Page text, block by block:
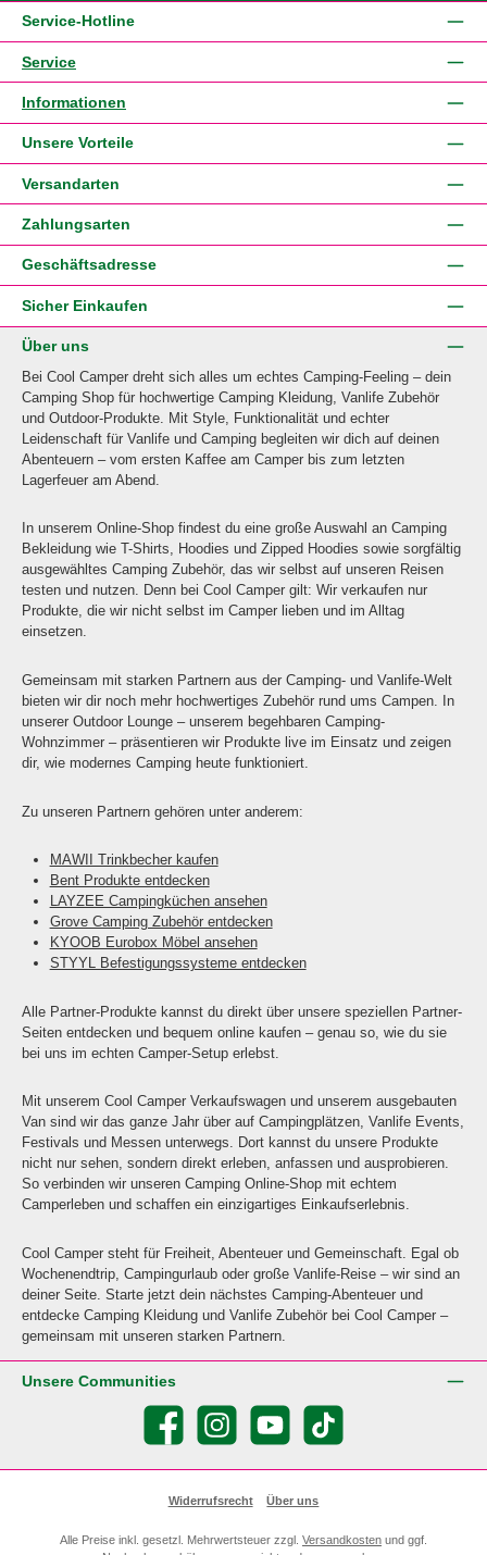
Service-Hotline
Service
Informationen
Unsere Vorteile
Versandarten
Zahlungsarten
Geschäftsadresse
Sicher Einkaufen
Über uns
Bei Cool Camper dreht sich alles um echtes Camping-Feeling – dein
Camping Shop für hochwertige Camping Kleidung, Vanlife Zubehör
und Outdoor-Produkte. Mit Style, Funktionalität und echter
Leidenschaft für Vanlife und Camping begleiten wir dich auf deinen
Abenteuern – vom ersten Kaffee am Camper bis zum letzten
Lagerfeuer am Abend.
In unserem Online-Shop findest du eine große Auswahl an Camping
Bekleidung wie T-Shirts, Hoodies und Zipped Hoodies sowie sorgfältig
ausgewähltes Camping Zubehör, das wir selbst auf unseren Reisen
testen und nutzen. Denn bei Cool Camper gilt: Wir verkaufen nur
Produkte, die wir nicht selbst im Camper lieben und im Alltag
einsetzen.
Gemeinsam mit starken Partnern aus der Camping- und Vanlife-Welt
bieten wir dir noch mehr hochwertiges Zubehör rund ums Campen. In
unserer Outdoor Lounge – unserem begehbaren Camping-
Wohnzimmer – präsentieren wir Produkte live im Einsatz und zeigen
dir, wie modernes Camping heute funktioniert.
Zu unseren Partnern gehören unter anderem:
MAWII Trinkbecher kaufen
Bent Produkte entdecken
LAYZEE Campingküchen ansehen
Grove Camping Zubehör entdecken
KYOOB Eurobox Möbel ansehen
STYYL Befestigungssysteme entdecken
Alle Partner-Produkte kannst du direkt über unsere speziellen Partner-
Seiten entdecken und bequem online kaufen – genau so, wie du sie
bei uns im echten Camper-Setup erlebst.
Mit unserem Cool Camper Verkaufswagen und unserem ausgebauten
Van sind wir das ganze Jahr über auf Campingplätzen, Vanlife Events,
Festivals und Messen unterwegs. Dort kannst du unsere Produkte
nicht nur sehen, sondern direkt erleben, anfassen und ausprobieren.
So verbinden wir unseren Camping Online-Shop mit echtem
Camperleben und schaffen ein einzigartiges Einkaufserlebnis.
Cool Camper steht für Freiheit, Abenteuer und Gemeinschaft. Egal ob
Wochenendtrip, Campingurlaub oder große Vanlife-Reise – wir sind an
deiner Seite. Starte jetzt dein nächstes Camping-Abenteuer und
entdecke Camping Kleidung und Vanlife Zubehör bei Cool Camper –
gemeinsam mit unseren starken Partnern.
Unsere Communities
Facebook Instagram YouTube TikTok
Widerrufsrecht Über uns
Alle Preise inkl. gesetzl. Mehrwertsteuer zzgl. Versandkosten und ggf.